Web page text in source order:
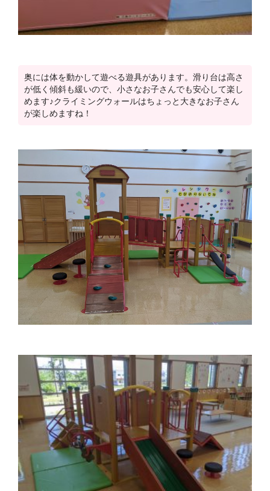
奥には体を動かして遊べる遊具があります。滑り台は高さ
が低く傾斜も緩いので、小さなお子さんでも安心して楽し
めます♪クライミングウォールはちょっと大きなお子さん
が楽しめますね！